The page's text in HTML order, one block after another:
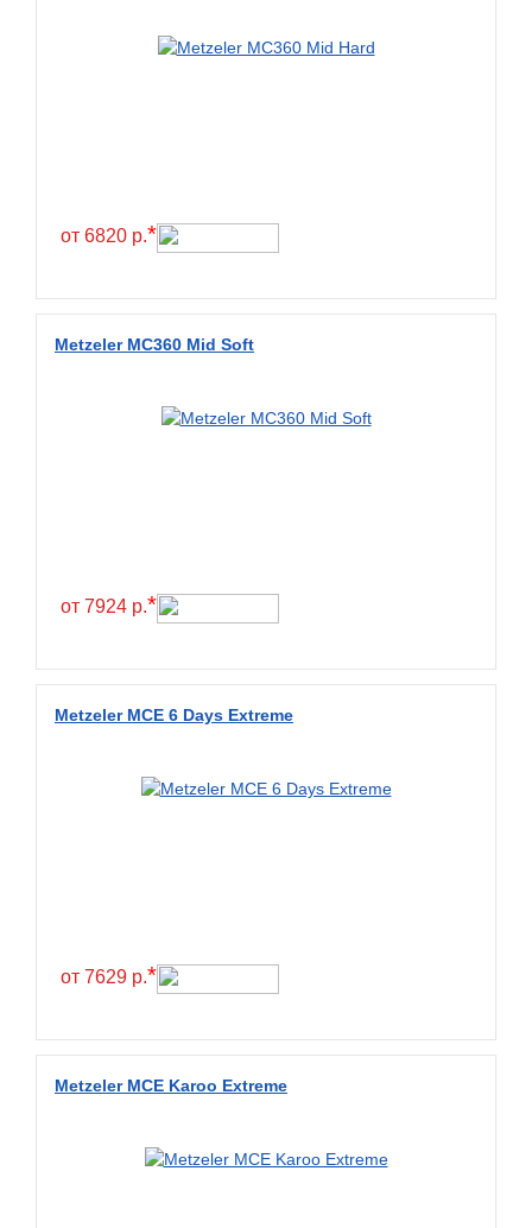
от 6820 р.*
Metzeler MC360 Mid Soft
от 7924 р.*
Metzeler MCE 6 Days Extreme
от 7629 р.*
Metzeler MCE Karoo Extreme